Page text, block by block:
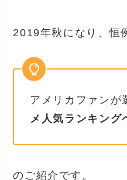
2019年秋になり、恒
アメリカファンが
メ人気ランキング
のご紹介です。